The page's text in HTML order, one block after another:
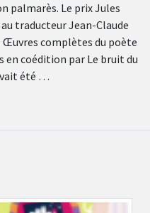
palmarès. Le prix Jules
traducteur Jean-Claude
Œuvres complètes du poète
en coédition par Le bruit du
été …